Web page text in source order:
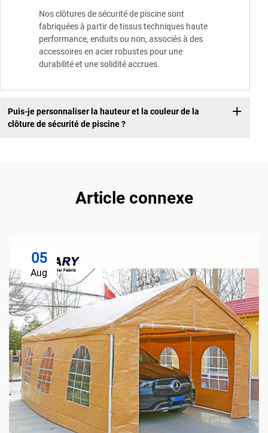
Nos clôtures de sécurité de piscine sont
fabriquées à partir de tissus techniques haute
performance, enduits ou non, associés à des
accessoires en acier robustes pour une
durabilité et une solidité accrues.
Puis-je personnaliser la hauteur et la couleur de la
clôture de sécurité de piscine ?
Article connexe
05
Aug